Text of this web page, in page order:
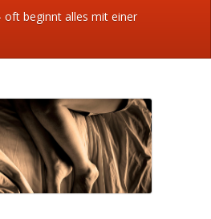
oft beginnt alles mit einer